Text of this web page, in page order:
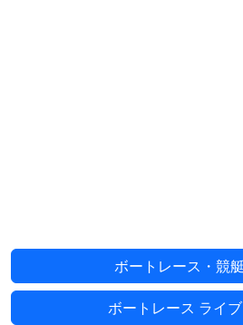
ボートレース・競
ボートレース ライ